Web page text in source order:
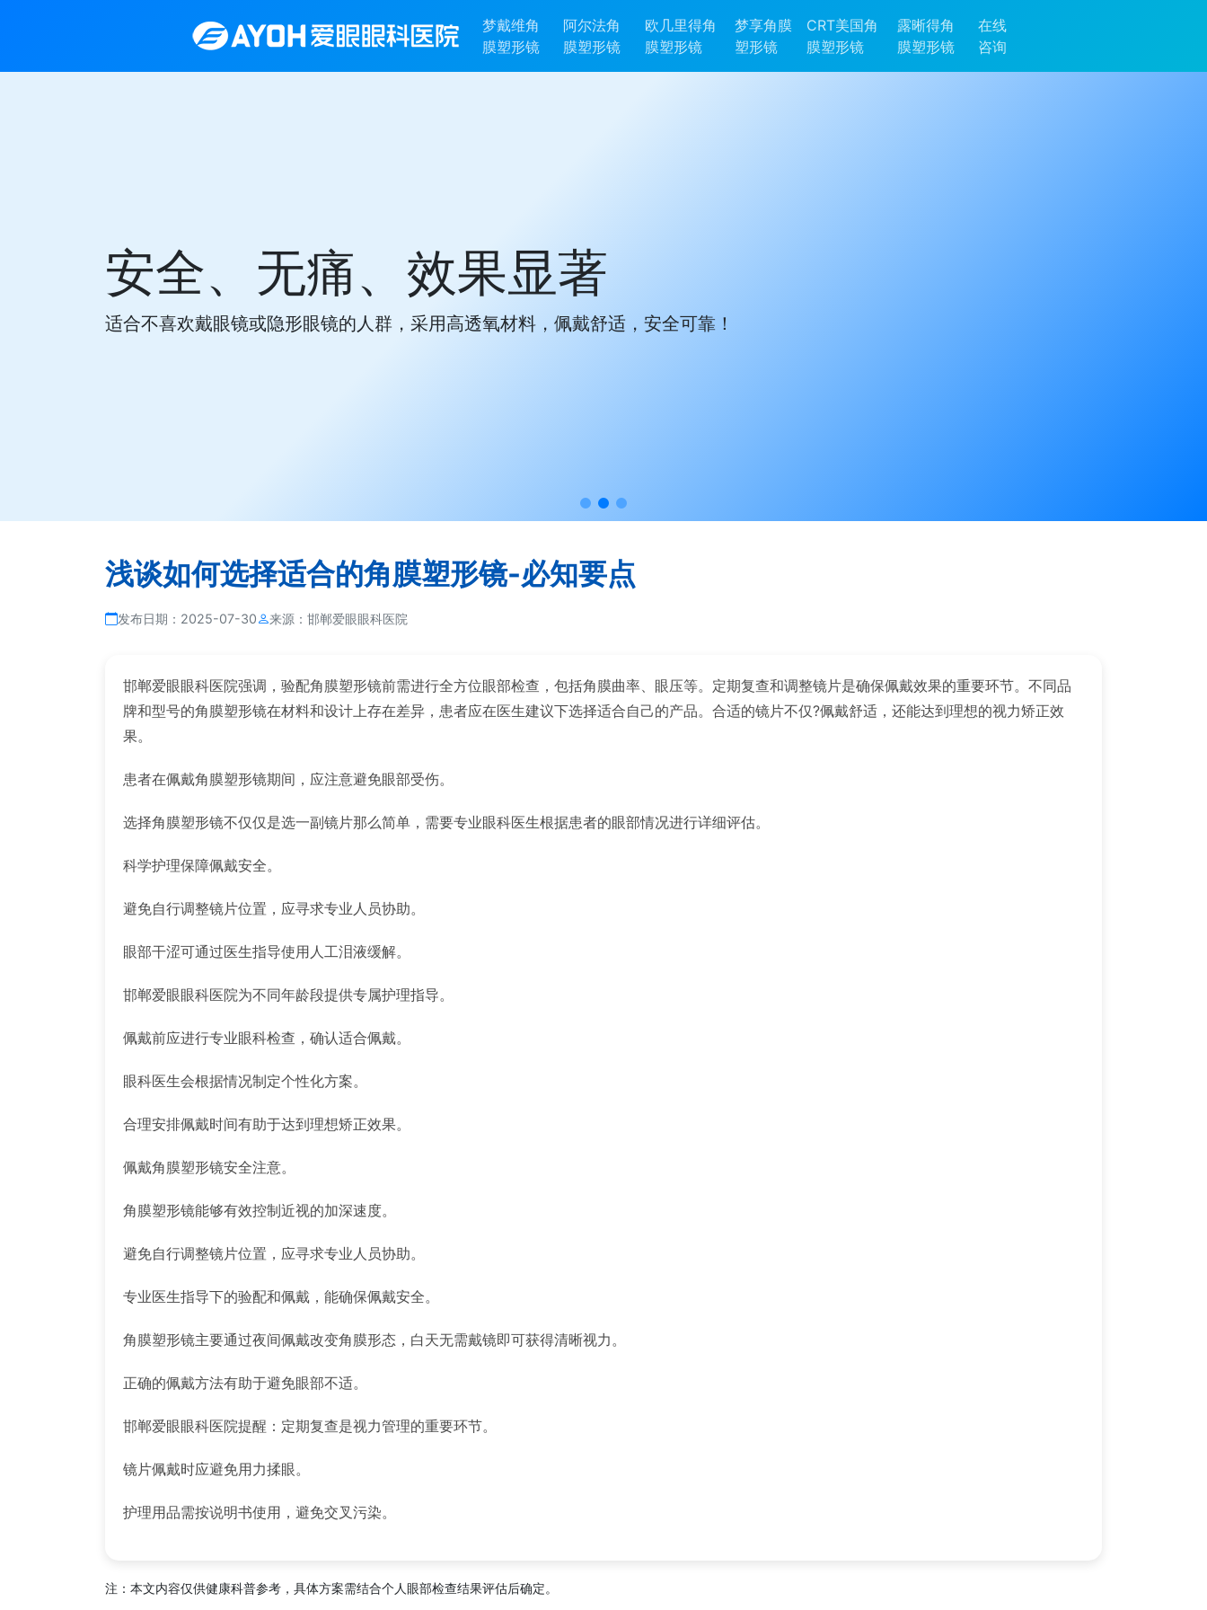
梦戴维角
膜塑形镜
阿尔法角
膜塑形镜
欧几里得角
膜塑形镜
梦享角膜
塑形镜
CRT美国角
膜塑形镜
露晰得角
膜塑形镜
在线
咨询
给孩子一个没有眼镜的未来
告别框架束缚，专业定制，为您的孩子量身打造理想视觉体验！
浅谈如何选择适合的角膜塑形镜-必知要点
发布日期： 2025-07-30 来源： 邯郸爱眼眼科医院
邯郸爱眼眼科医院强调，验配角膜塑形镜前需进行全方位眼部检查，包括角膜曲率、眼压等。定期复查和调整镜片是确保佩戴效果的重要环节。不同品
牌和型号的角膜塑形镜在材料和设计上存在差异，患者应在医生建议下选择适合自己的产品。合适的镜片不仅?佩戴舒适，还能达到理想的视力矫正效
果。
患者在佩戴角膜塑形镜期间，应注意避免眼部受伤。
选择角膜塑形镜不仅仅是选一副镜片那么简单，需要专业眼科医生根据患者的眼部情况进行详细评估。
科学护理保障佩戴安全。
避免自行调整镜片位置，应寻求专业人员协助。
眼部干涩可通过医生指导使用人工泪液缓解。
邯郸爱眼眼科医院为不同年龄段提供专属护理指导。
佩戴前应进行专业眼科检查，确认适合佩戴。
眼科医生会根据情况制定个性化方案。
合理安排佩戴时间有助于达到理想矫正效果。
佩戴角膜塑形镜安全注意。
角膜塑形镜能够有效控制近视的加深速度。
避免自行调整镜片位置，应寻求专业人员协助。
专业医生指导下的验配和佩戴，能确保佩戴安全。
角膜塑形镜主要通过夜间佩戴改变角膜形态，白天无需戴镜即可获得清晰视力。
正确的佩戴方法有助于避免眼部不适。
邯郸爱眼眼科医院提醒：定期复查是视力管理的重要环节。
镜片佩戴时应避免用力揉眼。
护理用品需按说明书使用，避免交叉污染。
注：本文内容仅供健康科普参考，具体方案需结合个人眼部检查结果评估后确定。